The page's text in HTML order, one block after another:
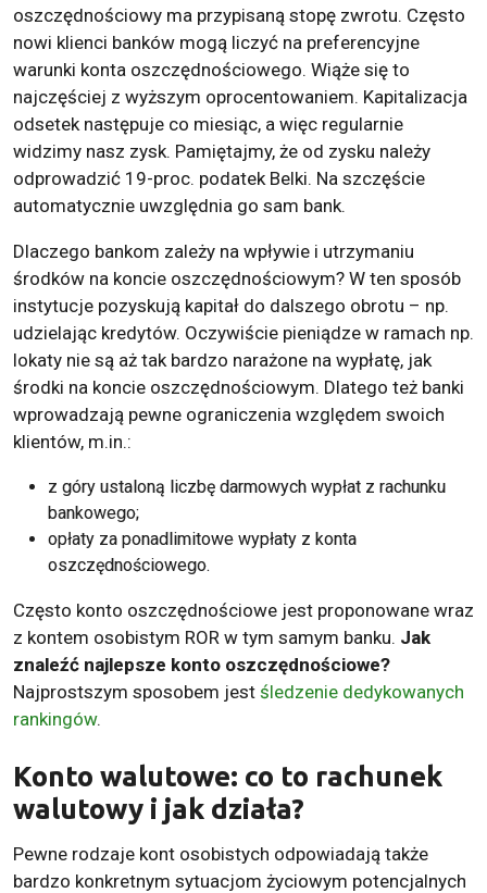
oszczędnościowy ma przypisaną stopę zwrotu. Często
nowi klienci banków mogą liczyć na preferencyjne
warunki konta oszczędnościowego. Wiąże się to
najczęściej z wyższym oprocentowaniem. Kapitalizacja
odsetek następuje co miesiąc, a więc regularnie
widzimy nasz zysk. Pamiętajmy, że od zysku należy
odprowadzić 19-proc. podatek Belki. Na szczęście
automatycznie uwzględnia go sam bank.
Dlaczego bankom zależy na wpływie i utrzymaniu
środków na koncie oszczędnościowym? W ten sposób
instytucje pozyskują kapitał do dalszego obrotu – np.
udzielając kredytów. Oczywiście pieniądze w ramach np.
lokaty nie są aż tak bardzo narażone na wypłatę, jak
środki na koncie oszczędnościowym. Dlatego też banki
wprowadzają pewne ograniczenia względem swoich
klientów, m.in.:
z góry ustaloną liczbę darmowych wypłat z rachunku
bankowego;
opłaty za ponadlimitowe wypłaty z konta
oszczędnościowego.
Często konto oszczędnościowe jest proponowane wraz
z kontem osobistym ROR w tym samym banku. Jak
znaleźć najlepsze konto oszczędnościowe?
Najprostszym sposobem jest śledzenie dedykowanych
rankingów.
Konto walutowe: co to rachunek
walutowy i jak działa?
Pewne rodzaje kont osobistych odpowiadają także
bardzo konkretnym sytuacjom życiowym potencjalnych